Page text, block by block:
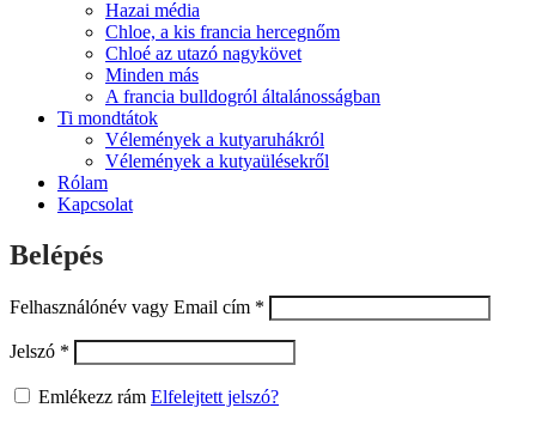
Hazai média
Chloe, a kis francia hercegnőm
Chloé az utazó nagykövet
Minden más
A francia bulldogról általánosságban
Ti mondtátok
Vélemények a kutyaruhákról
Vélemények a kutyaülésekről
Rólam
Kapcsolat
Belépés
Felhasználónév vagy Email cím *
Jelszó *
Emlékezz rám Elfelejtett jelszó?